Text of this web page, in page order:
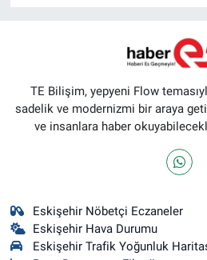
TE Bilişim, yepyeni Flow
sadelik ve modernizmi bir araya
ve insanlara haber
Eskişehir Nöbetçi Eczaneler
Eskişehir Hava Durumu
Eskişehir Trafik Yoğunluk